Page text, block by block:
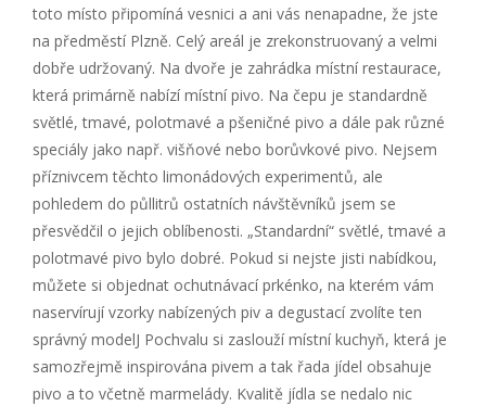
toto místo připomíná vesnici a ani vás nenapadne, že jste
na předměstí Plzně. Celý areál je zrekonstruovaný a velmi
dobře udržovaný. Na dvoře je zahrádka místní restaurace,
která primárně nabízí místní pivo. Na čepu je standardně
světlé, tmavé, polotmavé a pšeničné pivo a dále pak různé
speciály jako např. višňové nebo borůvkové pivo. Nejsem
příznivcem těchto limonádových experimentů, ale
pohledem do půllitrů ostatních návštěvníků jsem se
přesvědčil o jejich oblíbenosti. „Standardní“ světlé, tmavé a
polotmavé pivo bylo dobré. Pokud si nejste jisti nabídkou,
můžete si objednat ochutnávací prkénko, na kterém vám
naservírují vzorky nabízených piv a degustací zvolíte ten
správný modelJ Pochvalu si zaslouží místní kuchyň, která je
samozřejmě inspirována pivem a tak řada jídel obsahuje
pivo a to včetně marmelády. Kvalitě jídla se nedalo nic